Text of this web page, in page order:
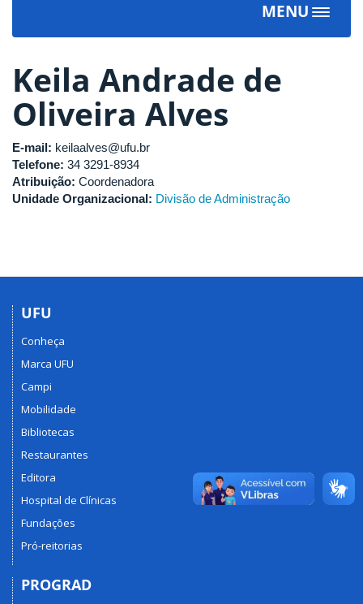
MENU
Toggle
Keila Andrade de
Oliveira Alves
E-mail: keilaalves@ufu.br
Telefone: 34 3291-8934
Atribuição: Coordenadora
Unidade Organizacional: Divisão de Administração
UFU
Conheça
Marca UFU
Campi
Mobilidade
Bibliotecas
Restaurantes
Editora
Hospital de Clínicas
Fundações
Pró-reitorias
PROGRAD